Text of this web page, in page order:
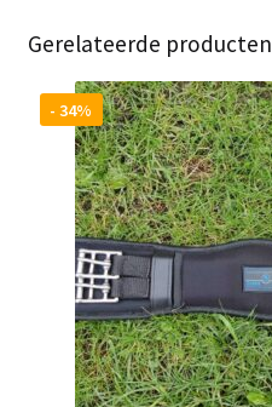
Gerelateerde producten
- 34%